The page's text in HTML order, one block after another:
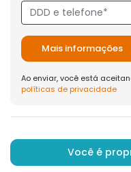
Mais informações
Ao enviar, você está
políticas de privacidade
Você é